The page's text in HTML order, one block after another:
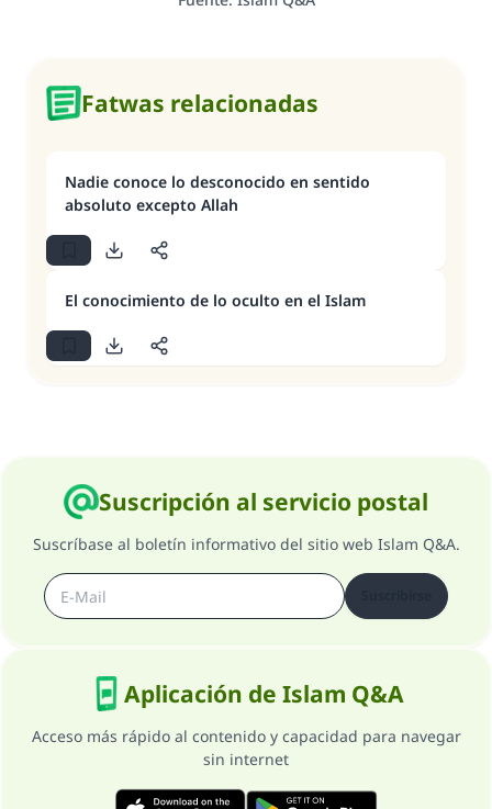
Fatwas relacionadas
Nadie conoce lo desconocido en sentido
absoluto excepto Allah
El conocimiento de lo oculto en el Islam
Suscripción al servicio postal
Suscríbase al boletín informativo del sitio web Islam Q&A.
Aplicación de Islam Q&A
Acceso más rápido al contenido y capacidad para navegar
sin internet